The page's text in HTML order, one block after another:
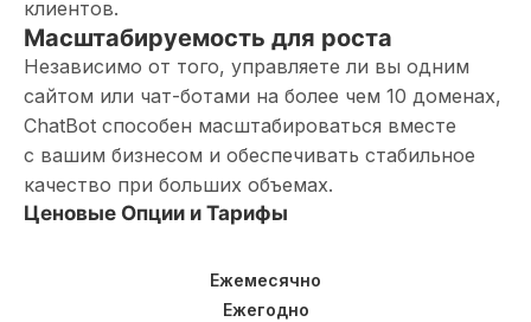
клиентов.
Масштабируемость для роста
Независимо от того, управляете ли вы одним
сайтом или чат-ботами на более чем 10 доменах,
ChatBot способен масштабироваться вместе
с вашим бизнесом и обеспечивать стабильное
качество при больших объемах.
Ценовые Опции и Тарифы
Ежемесячно
Ежегодно